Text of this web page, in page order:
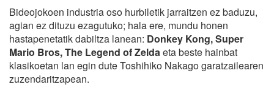
Bideojokoen industria oso hurbiletik jarraitzen ez baduzu,
agian ez dituzu ezagutuko; hala ere, mundu honen
hastapenetatik dabiltza lanean: Donkey Kong, Super
Mario Bros, The Legend of Zeldaeta beste hainbat
klasikoetan lan egin dute Toshihiko Nakago garatzailearen
zuzendaritzapean.